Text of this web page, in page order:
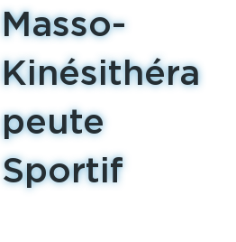
Masso-
Kinésithéra
peute
Sportif